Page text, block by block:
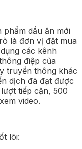
dầu ăn mới
là đơn vị đặt mua
các kênh
điệp của
truyền thông khác
dịch đã đạt được
tiếp cận, 500
video.
lõi: